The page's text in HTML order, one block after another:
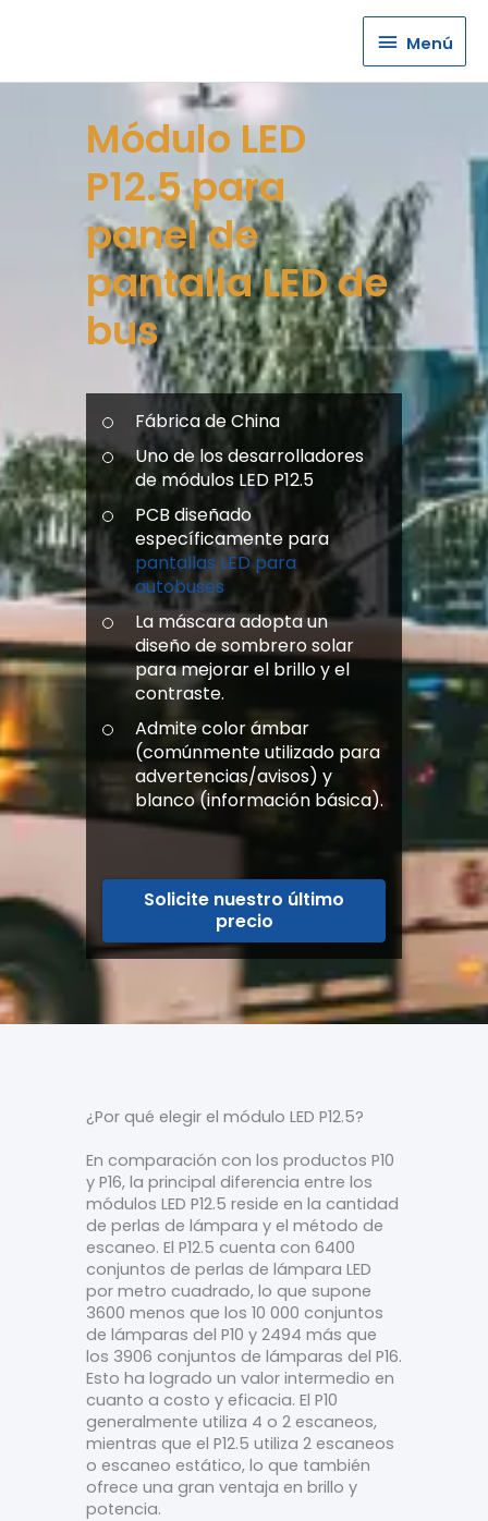
Menú
Menú
Módulo LED
P12.5 para
panel de
pantalla LED de
bus
Fábrica de China
Uno de los desarrolladores
de módulos LED P12.5
PCB diseñado
específicamente para
pantallas LED para
autobuses
La máscara adopta un
diseño de sombrero solar
para mejorar el brillo y el
contraste.
Admite color ámbar
(comúnmente utilizado para
advertencias/avisos) y
blanco (información básica).
Solicite nuestro último
precio
¿Por qué elegir el módulo LED P12.5?
En comparación con los productos P10
y P16, la principal diferencia entre los
módulos LED P12.5 reside en la cantidad
de perlas de lámpara y el método de
escaneo. El P12.5 cuenta con 6400
conjuntos de perlas de lámpara LED
por metro cuadrado, lo que supone
3600 menos que los 10 000 conjuntos
de lámparas del P10 y 2494 más que
los 3906 conjuntos de lámparas del P16.
Esto ha logrado un valor intermedio en
cuanto a costo y eficacia. El P10
generalmente utiliza 4 o 2 escaneos,
mientras que el P12.5 utiliza 2 escaneos
o escaneo estático, lo que también
ofrece una gran ventaja en brillo y
potencia.